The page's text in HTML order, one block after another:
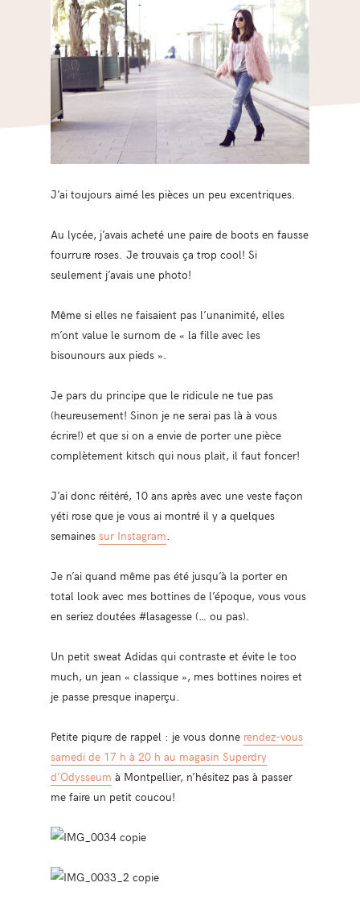
J’ai toujours aimé les pièces un peu excentriques.
Au lycée, j’avais acheté une paire de boots en fausse
fourrure roses. Je trouvais ça trop cool! Si
seulement j’avais une photo!
Même si elles ne faisaient pas l’unanimité, elles
m’ont value le surnom de « la fille avec les
bisounours aux pieds ».
Je pars du principe que le ridicule ne tue pas
(heureusement! Sinon je ne serai pas là à vous
écrire!) et que si on a envie de porter une pièce
complètement kitsch qui nous plait, il faut foncer!
J’ai donc réitéré, 10 ans après avec une veste façon
yéti rose que je vous ai montré il y a quelques
semaines sur Instagram.
Je n’ai quand même pas été jusqu’à la porter en
total look avec mes bottines de l’époque, vous vous
en seriez doutées #lasagesse (… ou pas).
Un petit sweat Adidas qui contraste et évite le too
much, un jean « classique », mes bottines noires et
je passe presque inaperçu.
Petite piqure de rappel : je vous donne rendez-vous
samedi de 17 h à 20 h au magasin Superdry
d’Odysseum à Montpellier, n’hésitez pas à passer
me faire un petit coucou!